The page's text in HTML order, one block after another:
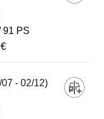
91 PS
- 02/12)